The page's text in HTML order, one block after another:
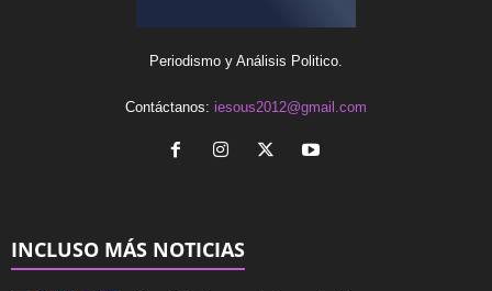
Periodismo y Análisis Politico.
Contáctanos: iesous2012@gmail.com
INCLUSO MÁS NOTICIAS